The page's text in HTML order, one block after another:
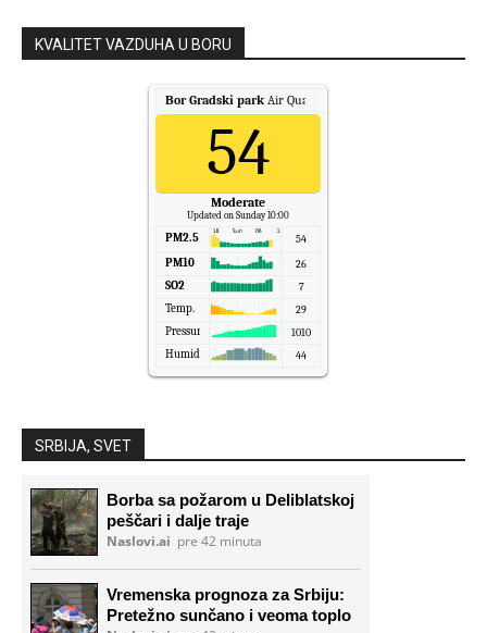
KVALITET VAZDUHA U BORU
Bor Gradski park Air Quality.
54
Moderate
Updated on Sunday 10:00
PM2.5 54
PM10 26
SO2 7
Temp. 29
Pressure 1010
Humidity 44
SRBIJA, SVET